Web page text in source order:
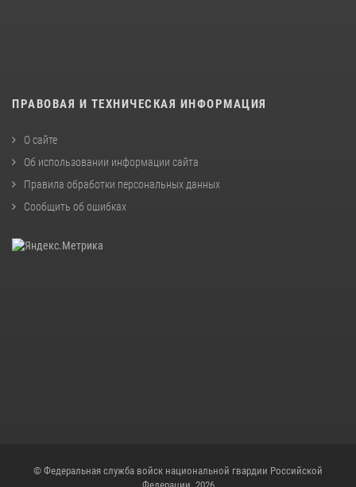
ПРАВОВАЯ И ТЕХНИЧЕСКАЯ ИНФОРМАЦИЯ
О сайте
Об использовании информации сайта
Правила обработки персональных данных
Сообщить об ошибках
© Федеральная служба войск национальной гвардии Российской